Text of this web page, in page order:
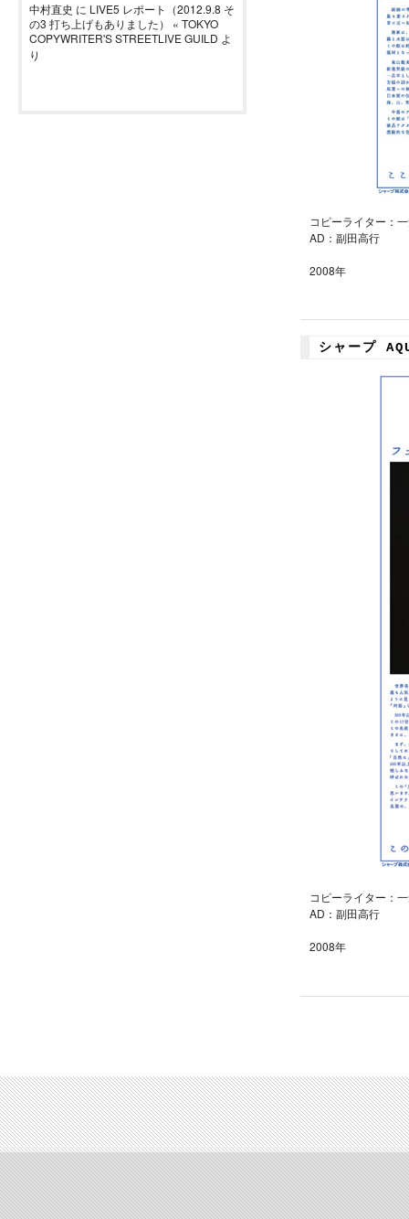
中村直史 に LIVE5 レポート（2012.9.8 そ
の3 打ち上げもありました） « TOKYO
COPYWRITER'S STREETLIVE GUILD よ
り
コピーライター：
AD：副田高行
2008年
シャープ
コピーライター：
AD：副田高行
2008年